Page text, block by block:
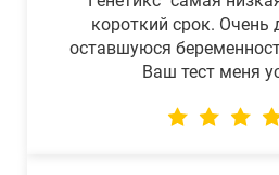
короткий срок.
оставшуюся
Ваш тест меня